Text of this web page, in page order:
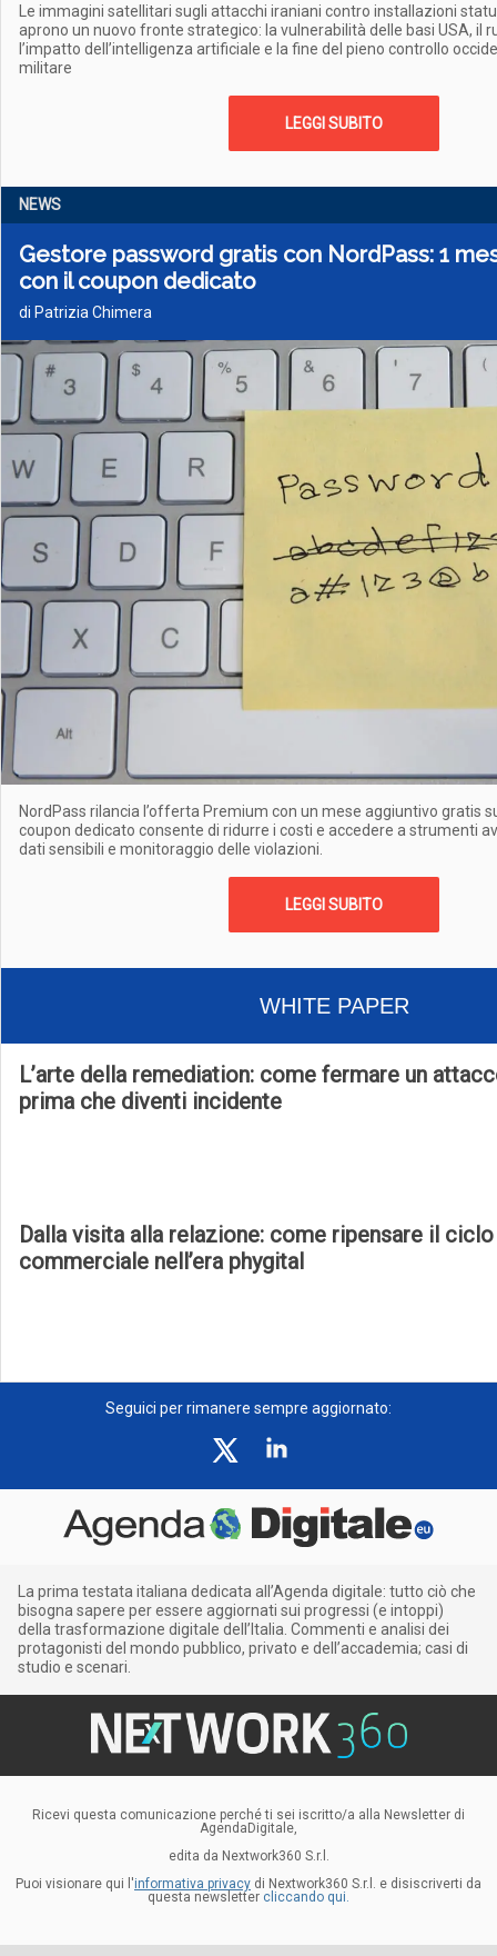
Le immagini satellitari sugli attacchi iraniani contro installazioni
aprono un nuovo fronte strategico: la vulnerabilità delle basi USA, il
l’impatto dell’intelligenza artificiale e la fine del pieno controllo
militare
LEGGI SUBITO
NEWS
Gestore password gratis con NordPass: 1
con il coupon dedicato
di Patrizia Chimera
NordPass rilancia l’offerta Premium con un mese aggiuntivo gratis
coupon dedicato consente di ridurre i costi e accedere a strumenti
dati sensibili e monitoraggio delle violazioni.
LEGGI SUBITO
WHITE PAPER
L’arte della remediation: come fermare un
prima che diventi incidente
Dalla visita alla relazione: come ripensare il ciclo
commerciale nell’era phygital
Seguici per rimanere sempre aggiornato:
La prima testata italiana dedicata all’Agenda digitale: tutto ciò che
bisogna sapere per essere aggiornati sui progressi (e intoppi)
della trasformazione digitale dell’Italia. Commenti e analisi dei
protagonisti del mondo pubblico, privato e dell’accademia; casi di
studio e scenari.
Ricevi questa comunicazione perché ti sei iscritto/a alla Newsletter di
AgendaDigitale,
edita da Nextwork360 S.r.l.
Puoi visionare qui l'informativa privacy di Nextwork360 S.r.l. e disiscriverti da
questa newsletter cliccando qui.